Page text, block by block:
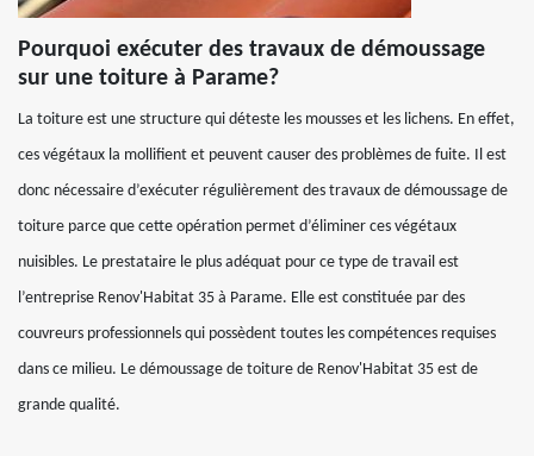
Pourquoi exécuter des travaux de démoussage
sur une toiture à Parame?
La toiture est une structure qui déteste les mousses et les lichens. En effet,
ces végétaux la mollifient et peuvent causer des problèmes de fuite. Il est
donc nécessaire d’exécuter régulièrement des travaux de démoussage de
toiture parce que cette opération permet d’éliminer ces végétaux
nuisibles. Le prestataire le plus adéquat pour ce type de travail est
l’entreprise Renov'Habitat 35 à Parame. Elle est constituée par des
couvreurs professionnels qui possèdent toutes les compétences requises
dans ce milieu. Le démoussage de toiture de Renov'Habitat 35 est de
grande qualité.